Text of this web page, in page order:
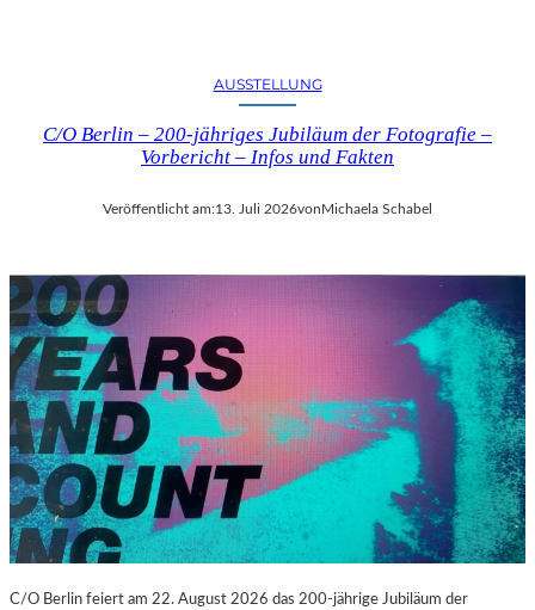
AUSSTELLUNG
C/O Berlin – 200-jähriges Jubiläum der Fotografie –
Vorbericht – Infos und Fakten
Veröffentlicht am:13. Juli 2026von Michaela Schabel
C/O Berlin feiert am 22. August 2026 das 200-jährige Jubiläum der